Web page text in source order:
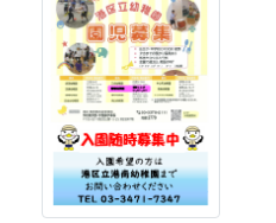
3471-7347】まで
月～金9：00～17：00
土・日・祝日は休み
港南幼稚園 ℡０３－３４
未就園児の会かもめ